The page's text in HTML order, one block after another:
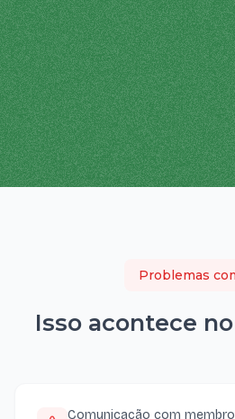
Problemas
Isso acontece
Comunicação com